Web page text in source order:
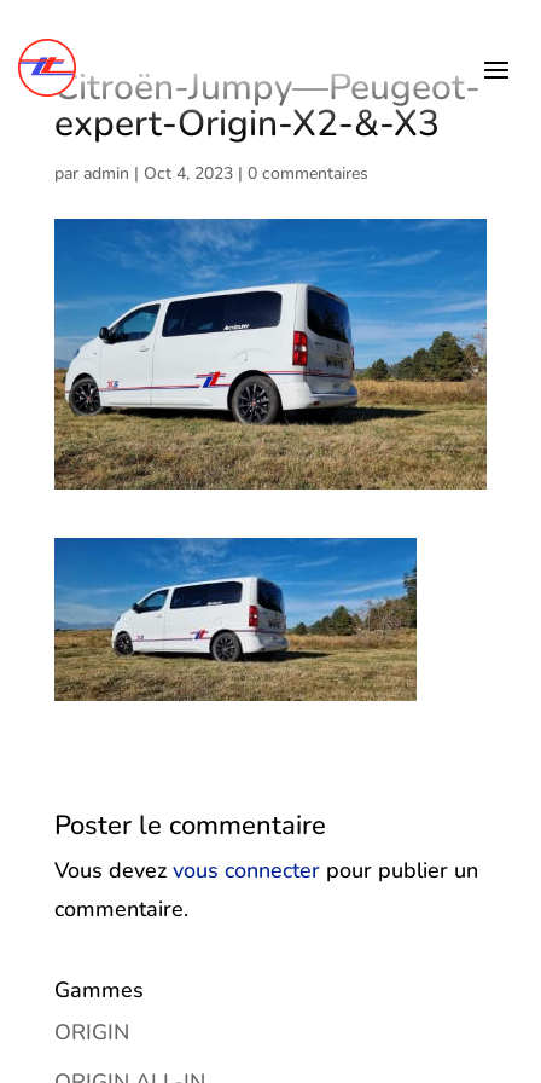
Citroën-Jumpy—Peugeot-
expert-Origin-X2-&-X3
par admin | Oct 4, 2023| 0 commentaires
Poster le commentaire
Vous devez vous connecterpour publier un
commentaire.
Gammes
ORIGIN